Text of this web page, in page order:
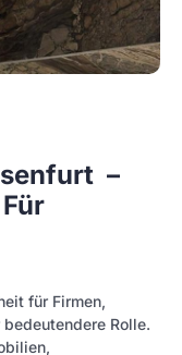
–
für Firmen,
Rolle.